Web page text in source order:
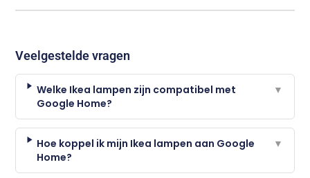
Veelgestelde vragen
Welke Ikea lampen zijn compatibel met
Google Home?
▼
Hoe koppel ik mijn Ikea lampen aan Google
Home?
▼